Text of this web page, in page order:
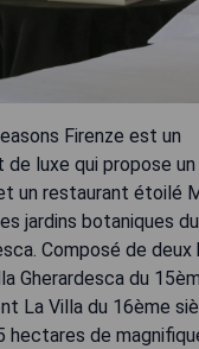
Firenze est un
luxe qui propose un
un restaurant étoilé
jardins botaniques du
Composé de
Gherardesca du
La Villa du 16ème
hectares de